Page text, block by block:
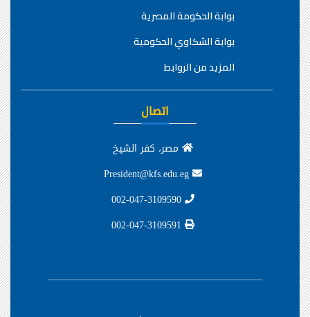
بوابة الحكومة المصرية
بوابة الشكاوي الحكومية
المزيد من الروابط
اتصال
مصر، كفر الشيخ